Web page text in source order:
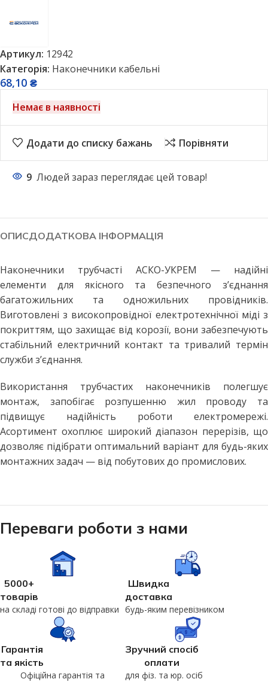
Артикул: 12942
Категорія: Наконечники кабельні
68,10 ₴
Немає в наявності
Додати до списку бажань Порівняти
9 Людей зараз переглядає цей товар!
ОПИСДОДАТКОВА ІНФОРМАЦІЯ
Наконечники трубчасті АСКО-УКРЕМ — надійні
елементи для якісного та безпечного з’єднання
багатожильних та одножильних провідників.
Виготовлені з високопровідної електротехнічної міді з
покриттям, що захищає від корозії, вони забезпечують
стабільний електричний контакт та тривалий термін
служби з’єднання.
Використання трубчастих наконечників полегшує
монтаж, запобігає розпушенню жил проводу та
підвищує надійність роботи електромережі.
Асортимент охоплює широкий діапазон перерізів, що
дозволяє підібрати оптимальний варіант для будь-яких
монтажних задач — від побутових до промислових.
Переваги роботи з нами
5000+
товарів
на складі готові до відправки
Швидка
доставка
будь-яким перевізником
Гарантія
та якість
Офіційна гарантія та
Зручний спосіб
оплати
для фіз. та юр. осіб